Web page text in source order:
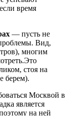
время
— пусть не
Вид,
многим
стоя на
берем).
Москвой в
является
на ней